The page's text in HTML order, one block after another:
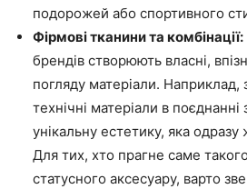
подорожей або спортивного
Фірмові тканини та комбінації:
брендів створюють власні,
погляду матеріали. Наприклад,
технічні матеріали в
унікальну естетику, яка одразу
Для тих, хто прагне саме
статусного аксесуару, варто